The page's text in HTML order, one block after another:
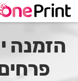
הזמנה
פרחים